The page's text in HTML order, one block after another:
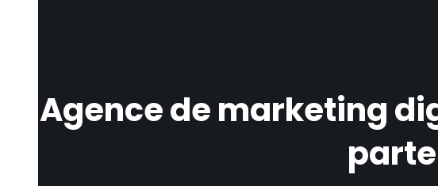
Agence de marketing